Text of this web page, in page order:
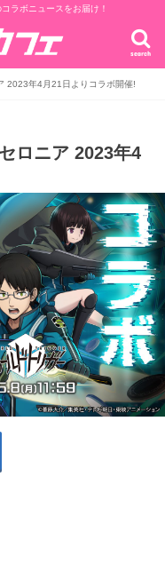
ラボニュースをお届け！
search
2023年4月21日よりコラボ開催!
ロニア 2023年4